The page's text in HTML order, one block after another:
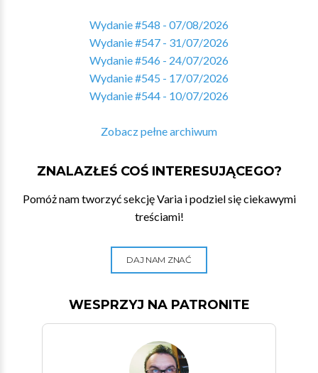
Wydanie #548 - 07/08/2026
Wydanie #547 - 31/07/2026
Wydanie #546 - 24/07/2026
Wydanie #545 - 17/07/2026
Wydanie #544 - 10/07/2026
Zobacz pełne archiwum
ZNALAZŁEŚ COŚ INTERESUJĄCEGO?
Pomóż nam tworzyć sekcję Varia i podziel się ciekawymi
treściami!
DAJ NAM ZNAĆ
WESPRZYJ NA PATRONITE